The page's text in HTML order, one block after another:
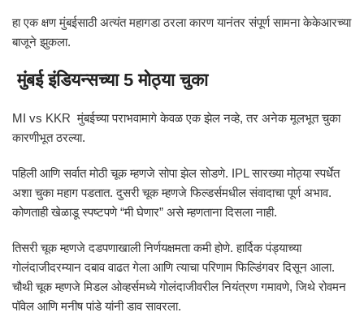
हा एक क्षण मुंबईसाठी अत्यंत महागडा ठरला कारण यानंतर संपूर्ण सामना केकेआरच्या
बाजूने झुकला.
मुंबई इंडियन्सच्या 5 मोठ्या चुका
MI vs KKR मुंबईच्या पराभवामागे केवळ एक झेल नव्हे, तर अनेक मूलभूत चुका
कारणीभूत ठरल्या.
पहिली आणि सर्वात मोठी चूक म्हणजे सोपा झेल सोडणे. IPL सारख्या मोठ्या स्पर्धेत
अशा चुका महाग पडतात. दुसरी चूक म्हणजे फिल्डर्समधील संवादाचा पूर्ण अभाव.
कोणताही खेळाडू स्पष्टपणे “मी घेणार” असे म्हणताना दिसला नाही.
तिसरी चूक म्हणजे दडपणाखाली निर्णयक्षमता कमी होणे. हार्दिक पंड्याच्या
गोलंदाजीदरम्यान दबाव वाढत गेला आणि त्याचा परिणाम फिल्डिंगवर दिसून आला.
चौथी चूक म्हणजे मिडल ओव्हर्समध्ये गोलंदाजीवरील नियंत्रण गमावणे, जिथे रोवमन
पॉवेल आणि मनीष पांडे यांनी डाव सावरला.